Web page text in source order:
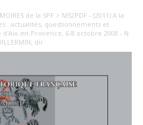
de la SPF > M52PDF - (2011) A la
: actualités, questionnements et
en-Provence, 6-8 octobre 2008 - N.
dir